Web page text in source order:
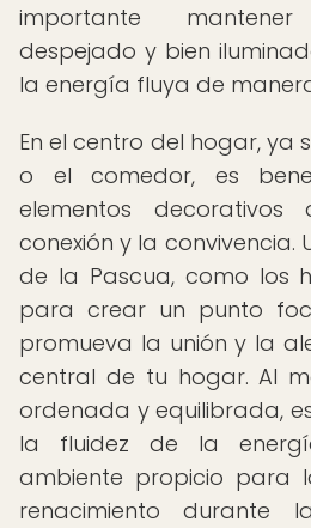
importante
despejado y bien
la energía fluya de
En el centro del hogar, ya
o el comedor, es
elementos
conexión y la convivencia.
de la Pascua, como los
para crear un punto
promueva la unión y la
central de tu hogar. Al
ordenada y equilibrada,
la fluidez de la
ambiente propicio para
renacimiento durante